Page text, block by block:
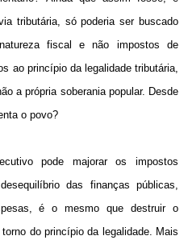
tributária, só poderia ser buscado
fiscal e não impostos de
ao princípio da legalidade tributária,
a própria soberania popular. Desde
o povo?
pode majorar os impostos
das finanças públicas,
é o mesmo que destruir o
do princípio da legalidade. Mais